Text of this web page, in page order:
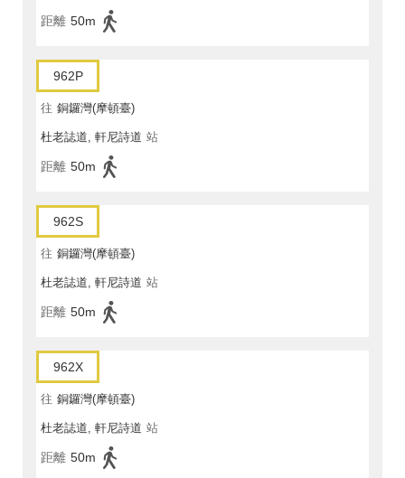
距離 50m
962P
往 銅鑼灣(摩頓臺)
杜老誌道, 軒尼詩道 站
距離 50m
962S
往 銅鑼灣(摩頓臺)
杜老誌道, 軒尼詩道 站
距離 50m
962X
往 銅鑼灣(摩頓臺)
杜老誌道, 軒尼詩道 站
距離 50m